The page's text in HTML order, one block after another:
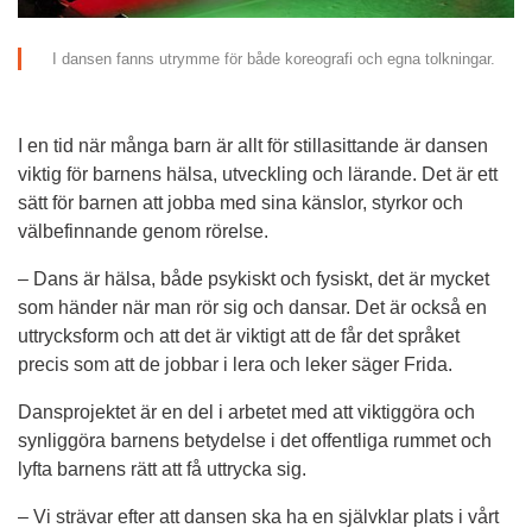
I dansen fanns utrymme för både koreografi och egna tolkningar.
I en tid när många barn är allt för stillasittande är dansen
viktig för barnens hälsa, utveckling och lärande. Det är ett
sätt för barnen att jobba med sina känslor, styrkor och
välbefinnande genom rörelse.
– Dans är hälsa, både psykiskt och fysiskt, det är mycket
som händer när man rör sig och dansar. Det är också en
uttrycksform och att det är viktigt att de får det språket
precis som att de jobbar i lera och leker säger Frida.
Dansprojektet är en del i arbetet med att viktiggöra och
synliggöra barnens betydelse i det offentliga rummet och
lyfta barnens rätt att få uttrycka sig.
– Vi strävar efter att dansen ska ha en självklar plats i vårt